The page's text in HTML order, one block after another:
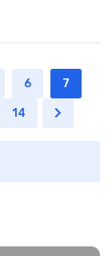
6 7
14